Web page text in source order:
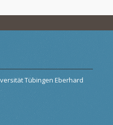
Tübingen Eberhard